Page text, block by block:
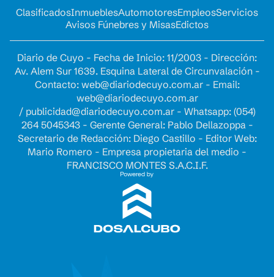
ClasificadosInmueblesAutomotoresEmpleosServicios
Avisos Fúnebres y MisasEdictos
Diario de Cuyo - Fecha de Inicio: 11/2003 - Dirección:
Av. Alem Sur 1639. Esquina Lateral de Circunvalación -
Contacto: web@diariodecuyo.com.ar- Email:
web@diariodecuyo.com.ar
/ publicidad@diariodecuyo.com.ar- Whatsapp: (054)
264 5045343 - Gerente General: Pablo Dellazoppa -
Secretario de Redacción: Diego Castillo - Editor Web:
Mario Romero - Empresa propietaria del medio -
FRANCISCO MONTES S.A.C.I.F.